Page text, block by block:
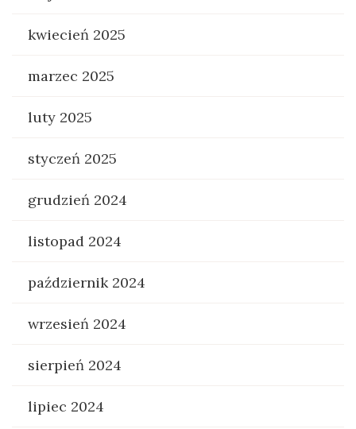
kwiecień 2025
marzec 2025
luty 2025
styczeń 2025
grudzień 2024
listopad 2024
październik 2024
wrzesień 2024
sierpień 2024
lipiec 2024